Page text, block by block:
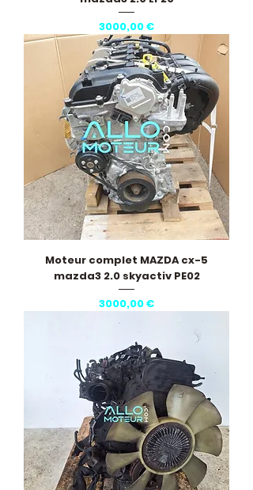
Prezzo
3000,00 €
Moteur complet MAZDA cx-5
mazda3 2.0 skyactiv PE02
Prezzo
3000,00 €